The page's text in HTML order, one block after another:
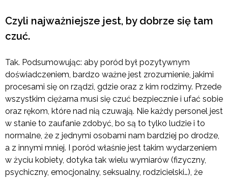
Czyli najważniejsze jest, by dobrze się tam
czuć.
Tak. Podsumowując: aby poród był pozytywnym
doświadczeniem, bardzo ważne jest zrozumienie, jakimi
procesami się on rządzi, gdzie oraz z kim rodzimy. Przede
wszystkim ciężarna musi się czuć bezpiecznie i ufać sobie
oraz rękom, które nad nią czuwają. Nie każdy personel jest
w stanie to zaufanie zdobyć, bo są to tylko ludzie i to
normalne, że z jednymi osobami nam bardziej po drodze,
a z innymi mniej. I poród właśnie jest takim wydarzeniem
w życiu kobiety, dotyka tak wielu wymiarów (fizyczny,
psychiczny, emocjonalny, seksualny, rodzicielski…), że